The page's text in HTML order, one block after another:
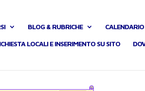
BLOG & RUBRICHE CALENDARIO
LOCALI E INSERIMENTO SU SITO